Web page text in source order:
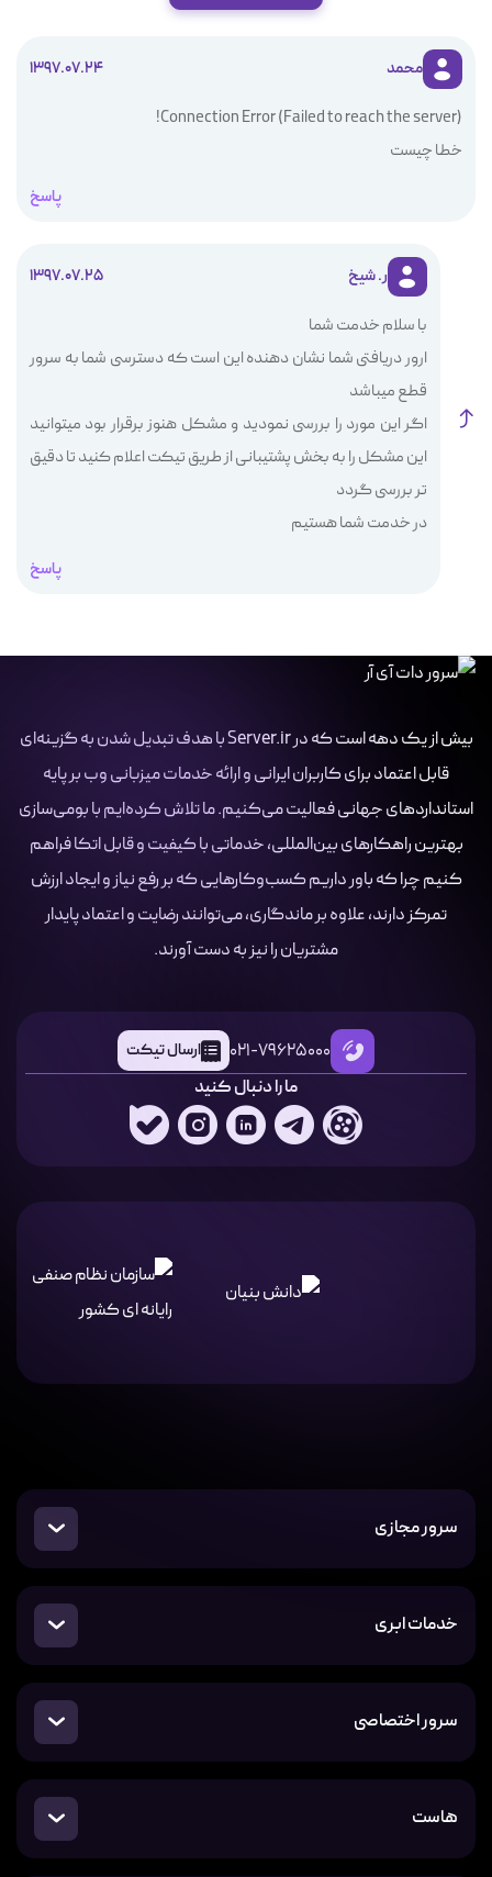
محمد 1397.07.24
Connection Error (Failed to reach the server)!
خطا چیست
پاسخ
ر. شیخ 1397.07.25
با سلام خدمت شما
ارور دریافتی شما نشان دهنده این است که دسترسی شما به سرور
قطع میباشد
اگر این مورد را بررسی نمودید و مشکل هنوز برقرار بود میتوانید
این مشکل را به بخش پشتیبانی از طریق تیکت اعلام کنید تا دقیق
تر بررسی گردد
در خدمت شما هستیم
پاسخ
بیش از یک دهه است که در Server.ir با هدف تبدیل شدن به گزینه‌ای
قابل اعتماد برای کاربران ایرانی و ارائه خدمات میزبانی وب بر پایه
استانداردهای جهانی فعالیت می‌کنیم. ما تلاش کرده‌ایم با بومی‌سازی
بهترین راهکارهای بین‌المللی، خدماتی با کیفیت و قابل اتکا فراهم
کنیم چرا که باور داریم کسب‌وکارهایی که بر رفع نیاز و ایجاد ارزش
تمرکز دارند، علاوه بر ماندگاری، می‌توانند رضایت و اعتماد پایدار
مشتریان را نیز به دست آورند.
021-79625000 ارسال تیکت
ما را دنبال کنید
سرور مجازی
خدمات ابری
سرور اختصاصی
هاست